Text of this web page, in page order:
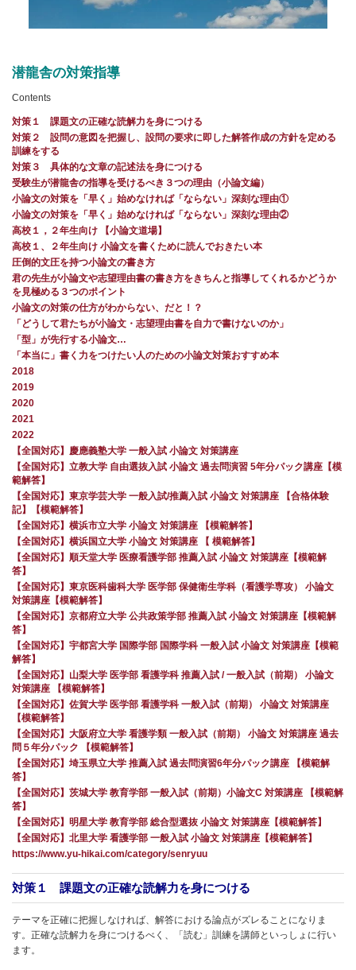
潜龍舎の対策指導
Contents
対策１ 課題文の正確な読解力を身につける
対策２ 設問の意図を把握し、設問の要求に即した解答作成の方針を定める
訓練をする
対策３ 具体的な文章の記述法を身につける
受験生が潜龍舎の指導を受けるべき３つの理由（小論文編）
小論文の対策を「早く」始めなければ「ならない」深刻な理由①
小論文の対策を「早く」始めなければ「ならない」深刻な理由②
高校１，２年生向け 【小論文道場】
高校１、２年生向け 小論文を書くために読んでおきたい本
圧倒的文圧を持つ小論文の書き方
君の先生が小論文や志望理由書の書き方をきちんと指導してくれるかどうか
を見極める３つのポイント
小論文の対策の仕方がわからない、だと！？
「どうして君たちが小論文・志望理由書を自力で書けないのか」
「型」が先行する小論文…
「本当に」書く力をつけたい人のための小論文対策おすすめ本
2018
2019
2020
2021
2022
【全国対応】慶應義塾大学 一般入試 小論文 対策講座
【全国対応】立教大学 自由選抜入試 小論文 過去問演習 5年分パック講座【模
範解答】
【全国対応】東京学芸大学 一般入試/推薦入試 小論文 対策講座 【合格体験
記】【模範解答】
【全国対応】横浜市立大学 小論文 対策講座 【模範解答】
【全国対応】横浜国立大学 小論文 対策講座 【 模範解答】
【全国対応】順天堂大学 医療看護学部 推薦入試 小論文 対策講座【模範解
答】
【全国対応】東京医科歯科大学 医学部 保健衛生学科（看護学専攻） 小論文
対策講座【模範解答】
【全国対応】京都府立大学 公共政策学部 推薦入試 小論文 対策講座【模範解
答】
【全国対応】宇都宮大学 国際学部 国際学科 一般入試 小論文 対策講座【模範
解答】
【全国対応】山梨大学 医学部 看護学科 推薦入試 / 一般入試（前期） 小論文
対策講座 【模範解答】
【全国対応】佐賀大学 医学部 看護学科 一般入試（前期） 小論文 対策講座
【模範解答】
【全国対応】大阪府立大学 看護学類 一般入試（前期） 小論文 対策講座 過去
問５年分パック 【模範解答】
【全国対応】埼玉県立大学 推薦入試 過去問演習6年分パック講座 【模範解
答】
【全国対応】茨城大学 教育学部 一般入試（前期）小論文C 対策講座 【模範解
答】
【全国対応】明星大学 教育学部 総合型選抜 小論文 対策講座【模範解答】
【全国対応】北里大学 看護学部 一般入試 小論文 対策講座【模範解答】
https://www.yu-hikai.com/category/senryuu
対策１ 課題文の正確な読解力を身につける
テーマを正確に把握しなければ、解答における論点がズレることになりま
す。正確な読解力を身につけるべく、「読む」訓練を講師といっしょに行い
ます。